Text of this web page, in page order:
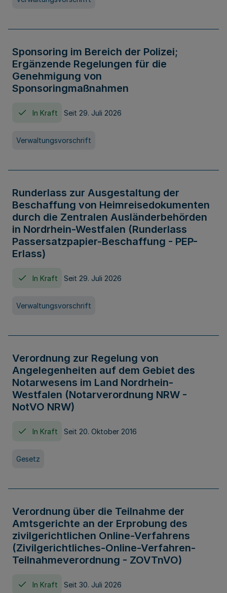
Sponsoring im Bereich der Polizei;
Ergänzende Regelungen für die
Genehmigung von
Sponsoringmaßnahmen
In Kraft Seit 29. Juli 2026
Verwaltungsvorschrift
Runderlass zur Ausgestaltung der
Beschaffung von Heimreisedokumenten
durch die Zentralen Ausländerbehörden
in Nordrhein-Westfalen (Runderlass
Passersatzpapier-Beschaffung - PEP-
Erlass)
In Kraft Seit 29. Juli 2026
Verwaltungsvorschrift
Verordnung zur Regelung von
Angelegenheiten auf dem Gebiet des
Notarwesens im Land Nordrhein-
Westfalen (Notarverordnung NRW -
NotVO NRW)
In Kraft Seit 20. Oktober 2016
Gesetz
Verordnung über die Teilnahme der
Amtsgerichte an der Erprobung des
zivilgerichtlichen Online-Verfahrens
(Zivilgerichtliches-Online-Verfahren-
Teilnahmeverordnung - ZOVTnVO)
In Kraft Seit 30. Juli 2026